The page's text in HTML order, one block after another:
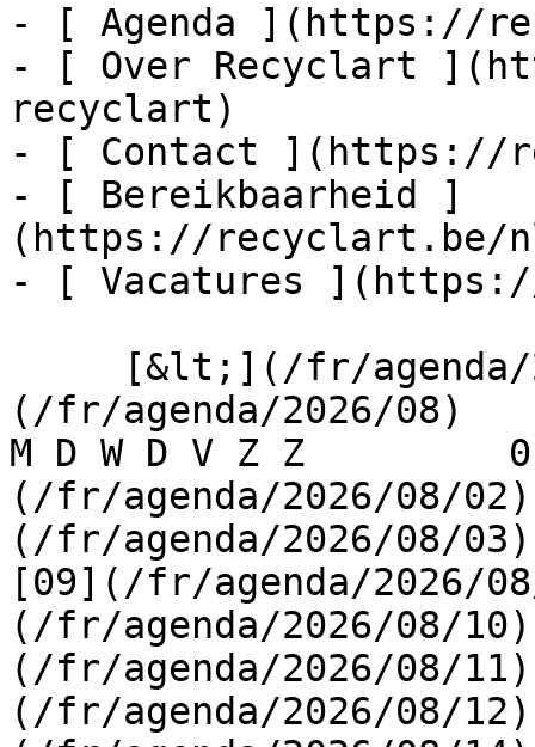
- [ Agenda ](https://
- [ Over Recyclart
recyclart)
- [ Contact ](https://
- [ Bereikbaarheid ]
(https://recyclart.be/
- [ Vacatures
(/fr/agenda/2026/08)
M D W D V Z Z
(/fr/agenda/2026/08/
(/fr/agenda/2026/08/
[09](/fr/agenda/2026/
(/fr/agenda/2026/08/
(/fr/agenda/2026/08/
(/fr/agenda/2026/08/